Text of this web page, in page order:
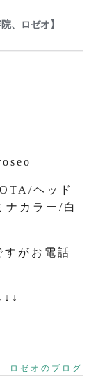
ヘッド
ナカラー/白
がお電話
ロゼオのブログ